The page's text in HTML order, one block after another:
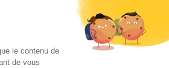
CerfApp
légalesConfidentialité